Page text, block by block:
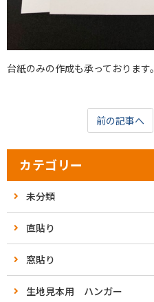
台紙のみの作成も承っております。
前の記事へ
カテゴリー
未分類
直貼り
窓貼り
生地見本用 ハンガー